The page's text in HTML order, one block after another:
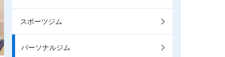
スポーツジム
パーソナルジム